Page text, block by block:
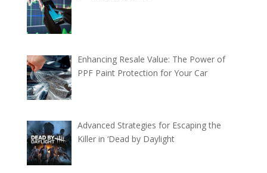
Enhancing Resale Value: The Power of
PPF Paint Protection for Your Car
Advanced Strategies for Escaping the
Killer in ‘Dead by Daylight